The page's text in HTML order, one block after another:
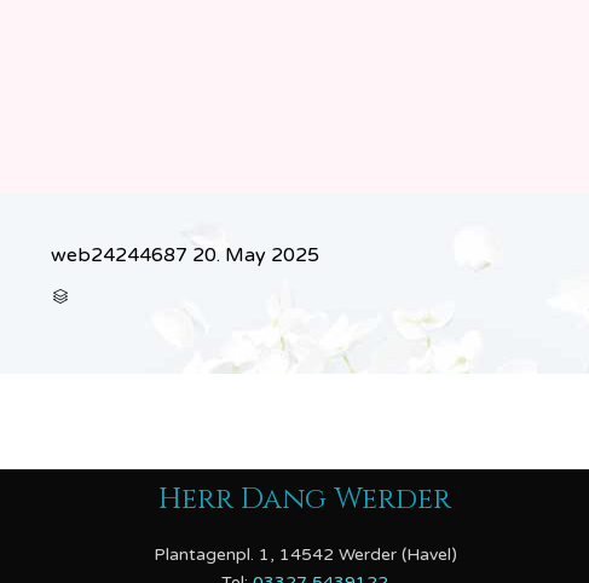
web24244687 20. May 2025

Herr Dang Werder
Plantagenpl. 1, 14542 Werder (Havel)